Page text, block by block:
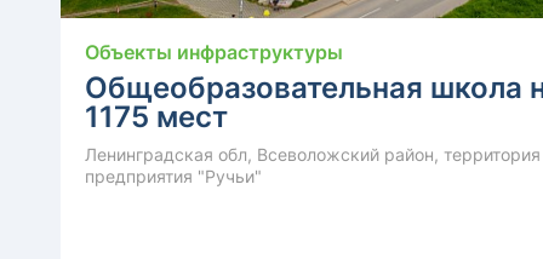
Объекты инфраструктуры
Общеобразовательная школа
1175 мест
Ленинградская обл, Всеволожский район, территория
предприятия "Ручьи"